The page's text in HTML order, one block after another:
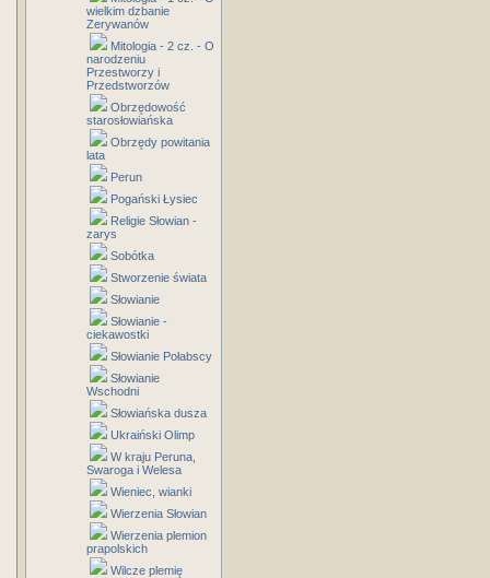
wielkim dzbanie
Zerywanów
Mitologia - 2 cz. - O
narodzeniu
Przestworzy i
Przedstworzów
Obrzędowość
starosłowiańska
Obrzędy powitania
lata
Perun
Pogański Łysiec
Religie Słowian -
zarys
Sobótka
Stworzenie świata
Słowianie
Słowianie -
ciekawostki
Słowianie Połabscy
Słowianie
Wschodni
Słowiańska dusza
Ukraiński Olimp
W kraju Peruna,
Swaroga i Welesa
Wieniec, wianki
Wierzenia Słowian
Wierzenia plemion
prapolskich
Wilcze plemię